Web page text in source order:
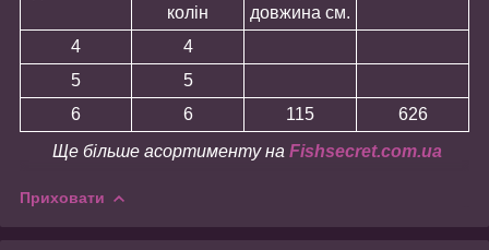
колін
довжина см.
4
4
5
5
6
6 115
626
Ще більше асортименту на Fishsecret.com.ua
Приховати